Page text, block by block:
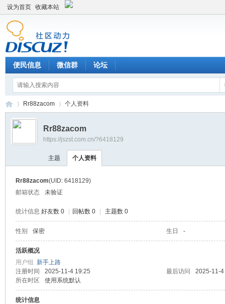
设为首页 收藏本站
便民信息 微信群 论坛
›
Rr88zacom 个人资料
Rr88zacom
https://jszst.com.cn/?6418129
主题 个人资料
Rr88zacom(UID: 6418129)
邮箱状态
未验证
统计信息 好友数 0 回帖数 0 主题数 0
性别 保密 生日 -
活跃概况
用户组 新手上路
注册时间
2025-11-4 19:25 最后访问
2025-11-
所在时区
使用系统默认
统计信息